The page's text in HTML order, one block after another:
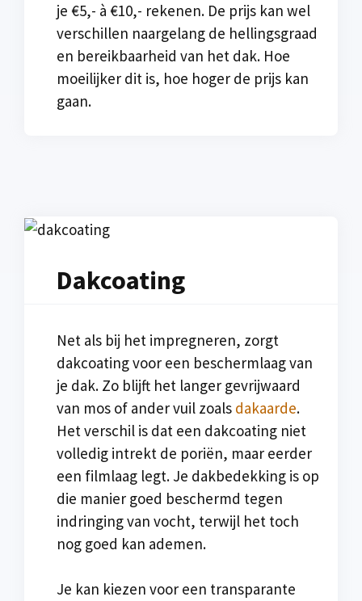
je €5,- à €10,- rekenen. De prijs kan wel
verschillen naargelang de hellingsgraad
en bereikbaarheid van het dak. Hoe
moeilijker dit is, hoe hoger de prijs kan
gaan.
Dakcoating
Net als bij het impregneren, zorgt
dakcoating voor een beschermlaag van
je dak. Zo blijft het langer gevrijwaard
van mos of ander vuil zoals dakaarde.
Het verschil is dat een dakcoating niet
volledig intrekt de poriën, maar eerder
een filmlaag legt. Je dakbedekking is op
die manier goed beschermd tegen
indringing van vocht, terwijl het toch
nog goed kan ademen.
Je kan kiezen voor een transparante